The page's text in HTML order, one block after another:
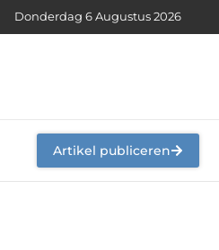
Donderdag 6 Augustus 2026
Artikel publiceren